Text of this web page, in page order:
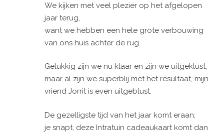
We kijken met veel plezier op het afgelopen
jaar terug,
want we hebben een hele grote verbouwing
van ons huis achter de rug.
Gelukkig zijn we nu klaar en zijn we uitgeklust,
maar al zijn we superblij met het resultaat, mijn
vriend Jorrit is even uitgeblust.
De gezelligste tijd van het jaar komt eraan,
je snapt, deze Intratuin cadeaukaart komt dan